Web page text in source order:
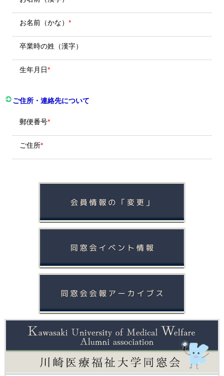
お名前（かな） *
卒業時の姓（漢字）
生年月日*
ご住所・連絡先について
郵便番号*
ご住所*